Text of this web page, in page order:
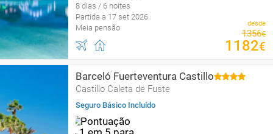
8 dias / 6 noites
Partida a 17 set 2026
Meia pensão
desde
1356€
1182€
Barceló Fuerteventura Castillo
Castillo Caleta de Fuste
Seguro Básico Incluído